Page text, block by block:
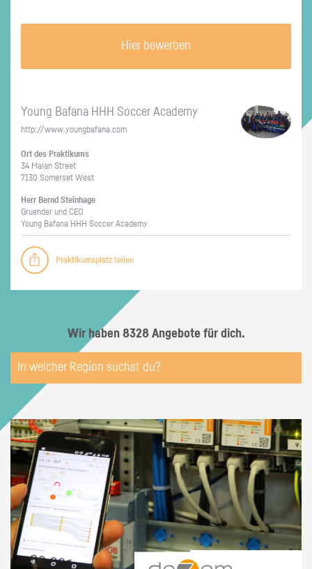
Hier bewerben
Young Bafa­na HHH Soc­cer Aca­de­my
http://​www.​youngbafana.​com
Ort des Prak­ti­kums
34 Malan Street
7130 So­mer­set West
Herr Bernd Stein­ha­ge
Gru­en­der und CEO
Young Bafa­na HHH Soc­cer Aca­de­my
Praktikumsplatz teilen
Wir haben 8328 Angebote für dich.